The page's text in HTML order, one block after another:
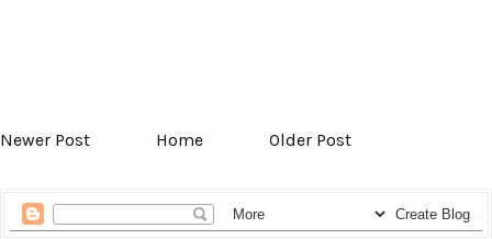
Newer Post Home Older Post